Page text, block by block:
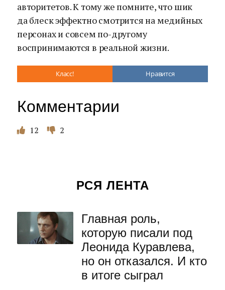
авторитетов. К тому же помните, что шик
да блеск эффектно смотрится на медийных
персонах и совсем по-другому
воспринимаются в реальной жизни.
Класс! Нравится
Комментарии
12 2
РСЯ ЛЕНТА
Главная роль,
которую писали под
Леонида Куравлева,
но он отказался. И кто
в итоге сыграл